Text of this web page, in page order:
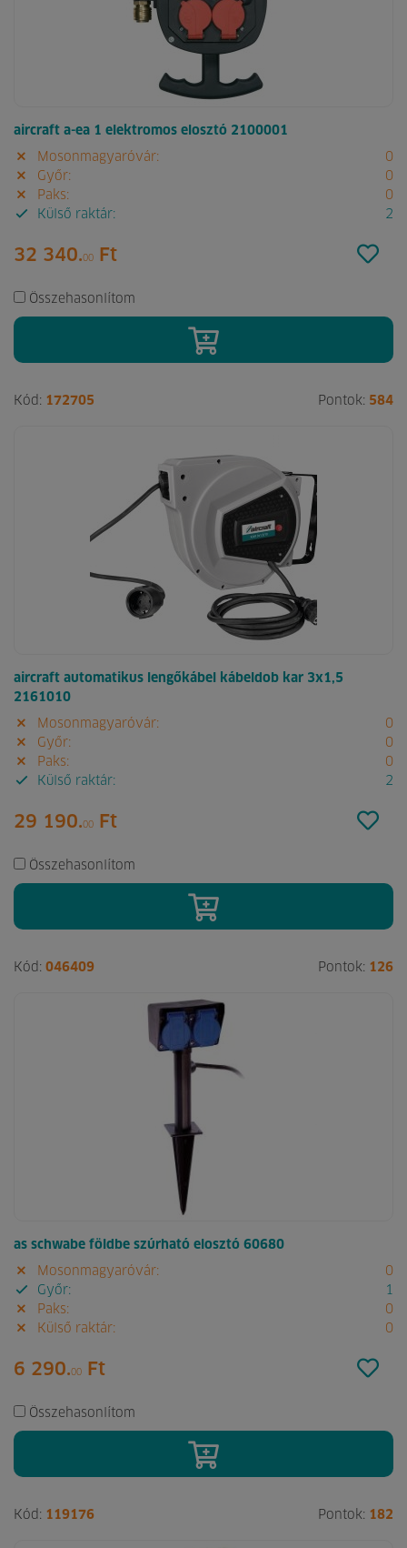
aircraft a-ea 1 elektromos elosztó 2100001
Mosonmagyaróvár:
0
Győr:
0
Paks:
0
Külső raktár:
2
32 340.00 Ft
Összehasonlítom
Kód: 172705 Pontok: 584
aircraft automatikus lengőkábel kábeldob kar 3x1,5
2161010
Mosonmagyaróvár:
0
Győr:
0
Paks:
0
Külső raktár:
2
29 190.00 Ft
Összehasonlítom
Kód: 046409 Pontok: 126
as schwabe földbe szúrható elosztó 60680
Mosonmagyaróvár:
0
Győr:
1
Paks:
0
Külső raktár:
0
6 290.00 Ft
Összehasonlítom
Kód: 119176 Pontok: 182